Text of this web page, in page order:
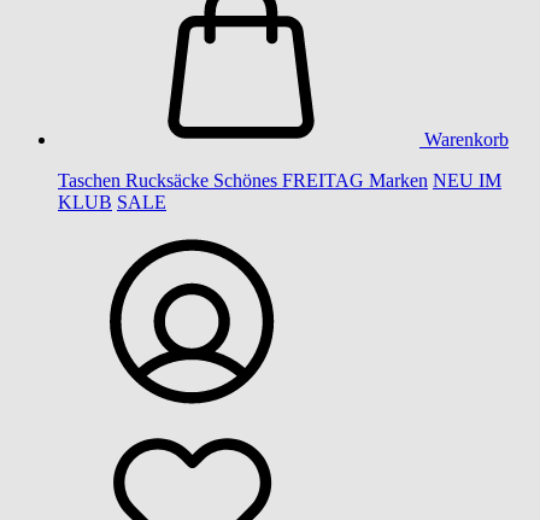
Warenkorb
Taschen Rucksäcke Schönes FREITAG Marken NEU IM
KLUB SALE